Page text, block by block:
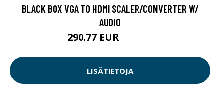
BLACK BOX VGA TO HDMI SCALER/CONVERTER W/
AUDIO
290.77 EUR
LISÄTIETOJA